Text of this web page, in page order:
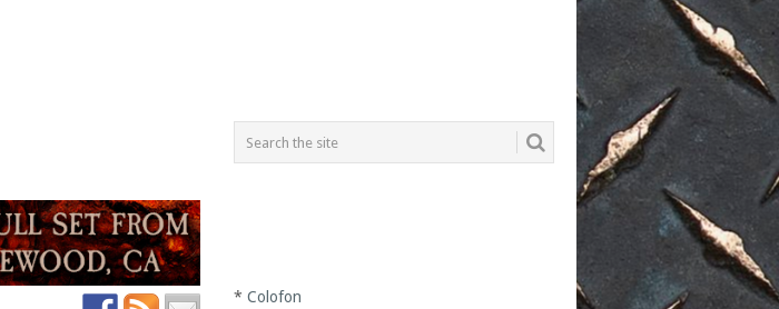
*Colofon